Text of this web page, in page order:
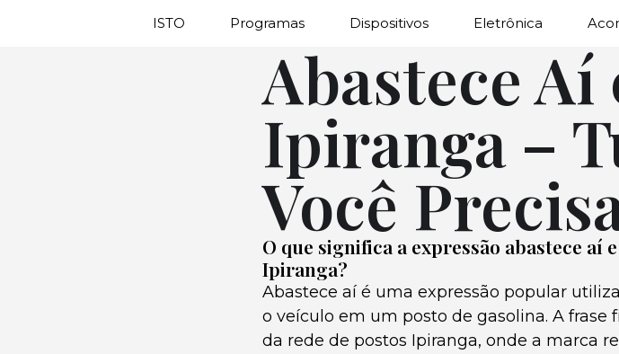
ISTO Programas Dispositivos Eletrônica
Abastece Aí
Ipiranga –
Você
O que significa a expressão abastece aí
Ipiranga?
Abastece aí é uma expressão popular
o veículo em um posto de gasolina. A
da rede de postos Ipiranga, onde a marca